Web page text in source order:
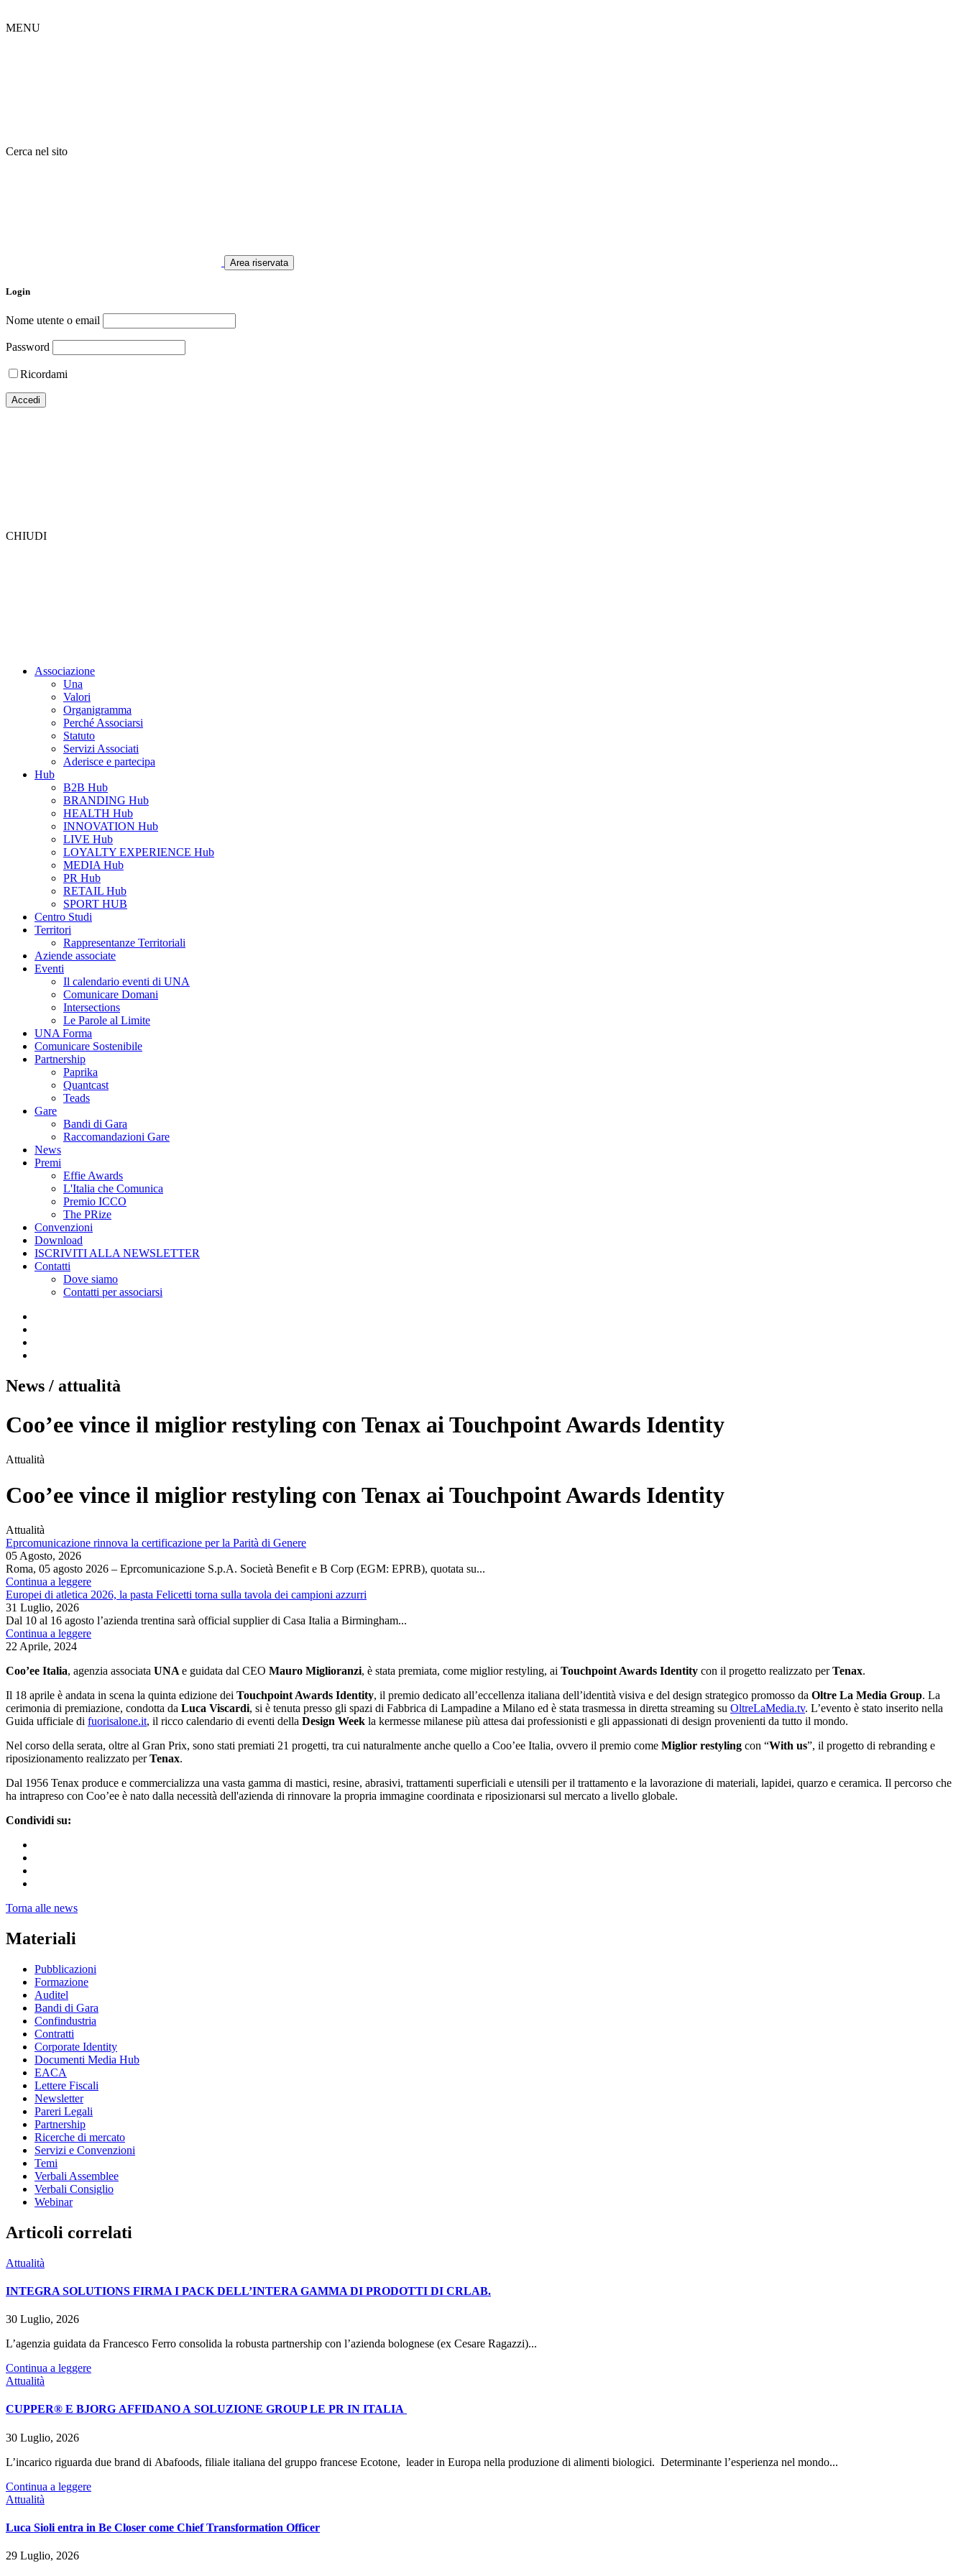
MENU
Cerca nel sito
Area riservata
Login
Nome utente o email
Password
Ricordami
CHIUDI
Associazione
Una
Valori
Organigramma
Perché Associarsi
Statuto
Servizi Associati
Aderisce e partecipa
Hub
B2B Hub
BRANDING Hub
HEALTH Hub
INNOVATION Hub
LIVE Hub
LOYALTY EXPERIENCE Hub
MEDIA Hub
PR Hub
RETAIL Hub
SPORT HUB
Centro Studi
Territori
Rappresentanze Territoriali
Aziende associate
Eventi
Il calendario eventi di UNA
Comunicare Domani
Intersections
Le Parole al Limite
UNA Forma
Comunicare Sostenibile
Partnership
Paprika
Quantcast
Teads
Gare
Bandi di Gara
Raccomandazioni Gare
News
Premi
Effie Awards
L'Italia che Comunica
Premio ICCO
The PRize
Convenzioni
Download
ISCRIVITI ALLA NEWSLETTER
Contatti
Dove siamo
Contatti per associarsi
News / attualità
Coo’ee vince il miglior restyling con Tenax ai Touchpoint Awards Identity
Attualità
Coo’ee vince il miglior restyling con Tenax ai Touchpoint Awards Identity
Attualità
Eprcomunicazione rinnova la certificazione per la Parità di Genere
05 Agosto, 2026
Roma, 05 agosto 2026 – Eprcomunicazione S.p.A. Società Benefit e B Corp (EGM: EPRB), quotata su...
Continua a leggere
Europei di atletica 2026, la pasta Felicetti torna sulla tavola dei campioni azzurri
31 Luglio, 2026
Dal 10 al 16 agosto l’azienda trentina sarà official supplier di Casa Italia a Birmingham...
Continua a leggere
22 Aprile, 2024
Coo’ee Italia, agenzia associata UNA e guidata dal CEO Mauro Miglioranzi, è stata premiata, come miglior restyling, ai Touchpoint Awards Identity con il progetto realizzato perTenax.
Il 18 aprile è andata in scena la quinta edizione dei Touchpoint Awards Identity, il premio dedicato all’eccellenza italiana dell’identità visiva e del design strategico promosso da Oltre La Media Group. La
cerimonia di premiazione, condotta da Luca Viscardi, si è tenuta presso gli spazi di Fabbrica di Lampadine a Milano ed è stata trasmessa in diretta streaming su OltreLaMedia.tv. L’evento è stato inserito nella
Guida ufficiale di fuorisalone.it, il ricco calendario di eventi della Design Week la kermesse milanese più attesa dai professionisti e gli appassionati di design provenienti da tutto il mondo.
Nel corso della serata, oltre al Gran Prix, sono stati premiati 21 progetti, tra cui naturalmente anche quello a Coo’ee Italia, ovvero il premio come Miglior restyling con “With us”, il progetto di rebranding e
riposizionamento realizzato perTenax.
Dal 1956 Tenax produce e commercializza una vasta gamma di mastici, resine, abrasivi, trattamenti superficiali e utensili per il trattamento e la lavorazione di materiali, lapidei, quarzo e ceramica. Il percorso che
ha intrapreso con Coo’ee è nato dalla necessità dell'azienda di rinnovare la propria immagine coordinata e riposizionarsi sul mercato a livello globale.
Condividi su:
Torna alle news
Materiali
Pubblicazioni
Formazione
Auditel
Bandi di Gara
Confindustria
Contratti
Corporate Identity
Documenti Media Hub
EACA
Lettere Fiscali
Newsletter
Pareri Legali
Partnership
Ricerche di mercato
Servizi e Convenzioni
Temi
Verbali Assemblee
Verbali Consiglio
Webinar
Articoli correlati
Attualità
INTEGRA SOLUTIONS FIRMA I PACK DELL’INTERA GAMMA DI PRODOTTI DI CRLAB.
30 Luglio, 2026
L’agenzia guidata da Francesco Ferro consolida la robusta partnership con l’azienda bolognese (ex Cesare Ragazzi)...
Continua a leggere
Attualità
CUPPER® E BJORG AFFIDANO A SOLUZIONE GROUP LE PR IN ITALIA
30 Luglio, 2026
L’incarico riguarda due brand di Abafoods, filiale italiana del gruppo francese Ecotone, leader in Europa nella produzione di alimenti biologici. Determinante l’esperienza nel mondo...
Continua a leggere
Attualità
Luca Sioli entra in Be Closer come Chief Transformation Officer
29 Luglio, 2026